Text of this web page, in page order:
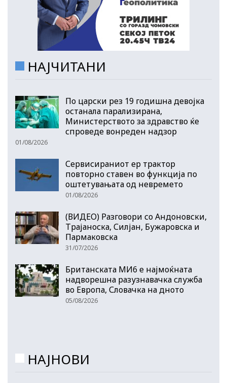
НАЈЧИТАНИ
По царски рез 19 годишна девојка
останала парализирана,
Министерството за здравство ќе
спроведе вонреден надзор
01/08/2026
Сервисираниот ер трактор
повторно ставен во функција по
оштетувањата од невремето
01/08/2026
(ВИДЕО) Разговори со Андоновски,
Трајаноска, Силјан, Бужаровска и
Пармаковска
31/07/2026
Британската МИ6 е најмоќната
надворешна разузнавачка служба
во Европа, Словачка на дното
05/08/2026
НАЈНОВИ